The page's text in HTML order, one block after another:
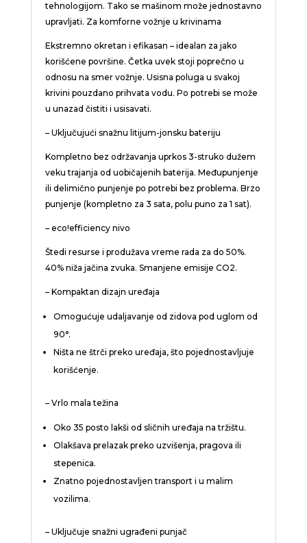
tehnologijom. Tako se mašinom može jednostavno
upravljati. Za komforne vožnje u krivinama
Ekstremno okretan i efikasan – idealan za jako
korišćene površine. Četka uvek stoji poprečno u
odnosu na smer vožnje. Usisna poluga u svakoj
krivini pouzdano prihvata vodu. Po potrebi se može
u unazad čistiti i usisavati.
– Uključujući snažnu litijum-jonsku bateriju
Kompletno bez održavanja uprkos 3-struko dužem
veku trajanja od uobičajenih baterija. Međupunjenje
ili delimično punjenje po potrebi bez problema. Brzo
punjenje (kompletno za 3 sata, polu puno za 1 sat).
– eco!efficiencynivo
Štedi resurse i produžava vreme rada za do 50%.
40% niža jačina zvuka. Smanjene emisije CO2.
– Kompaktan dizajn uređaja
Omogućuje udaljavanje od zidova pod uglom od
90°.
Ništa ne štrči preko uređaja, što pojednostavljuje
korišćenje.
– Vrlo mala težina
Oko 35 posto lakši od sličnih uređaja na tržištu.
Olakšava prelazak preko uzvišenja, pragova ili
stepenica.
Znatno pojednostavljen transport i u malim
vozilima.
– Uključuje snažni ugrađeni punjač